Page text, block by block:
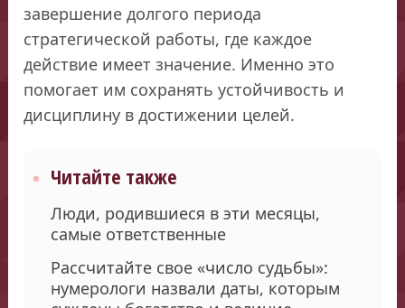
завершение долгого периода
стратегической работы, где каждое
действие имеет значение. Именно это
помогает им сохранять устойчивость и
дисциплину в достижении целей.
Читайте также
Люди, родившиеся в эти месяцы,
самые ответственные
Рассчитайте свое «число судьбы»:
нумерологи назвали даты, которым